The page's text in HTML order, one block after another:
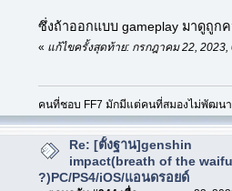
ซึ่งถ้าออกแบบ gameplay มาดูถูก
« แก้ไขครั้งสุดท้าย: กรกฎาคม 22, 2023,
คนที่ชอบ FF7 มักมีแต่คนที่สมองไม่พัฒนา
Re: [ตั้งฐาน]genshin
impact(breath of the waifu
?)PC/PS4/iOS/แอนดรอยด์